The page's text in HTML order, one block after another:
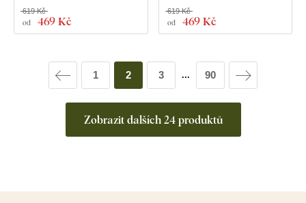
od 469 Kč
619 Kč
od 469 Kč
619 Kč
Zobrazit dalších 24 produktů
1 2 3 ... 90